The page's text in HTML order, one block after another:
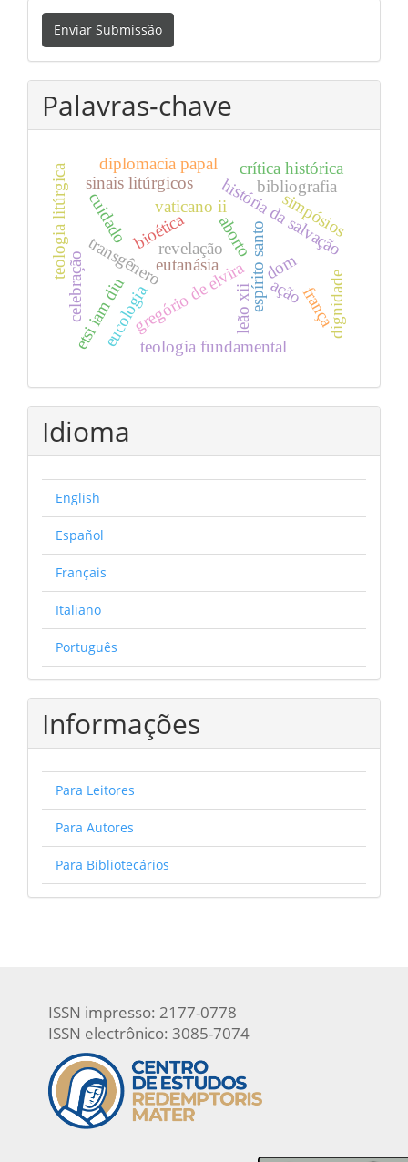
Enviar
Submissão
Enviar Submissão
Palavras-chave
gregório de elviraespírito santodom
ação
bioética
eutanásia
transgênero aborto
cuidado vaticano ii
sinais litúrgicos
eucologia
história da salvação
teologia litúrgica
leão xii
diplomacia papal
etsi iam diu
revelação
teologia fundamental
bibliografia
simpósios
celebração
crítica histórica
françadignidade
Idioma
English
Español
Français
Italiano
Português
Informações
Para Leitores
Para Autores
Para Bibliotecários
ISSN impresso: 2177-0778
ISSN electrônico: 3085-7074